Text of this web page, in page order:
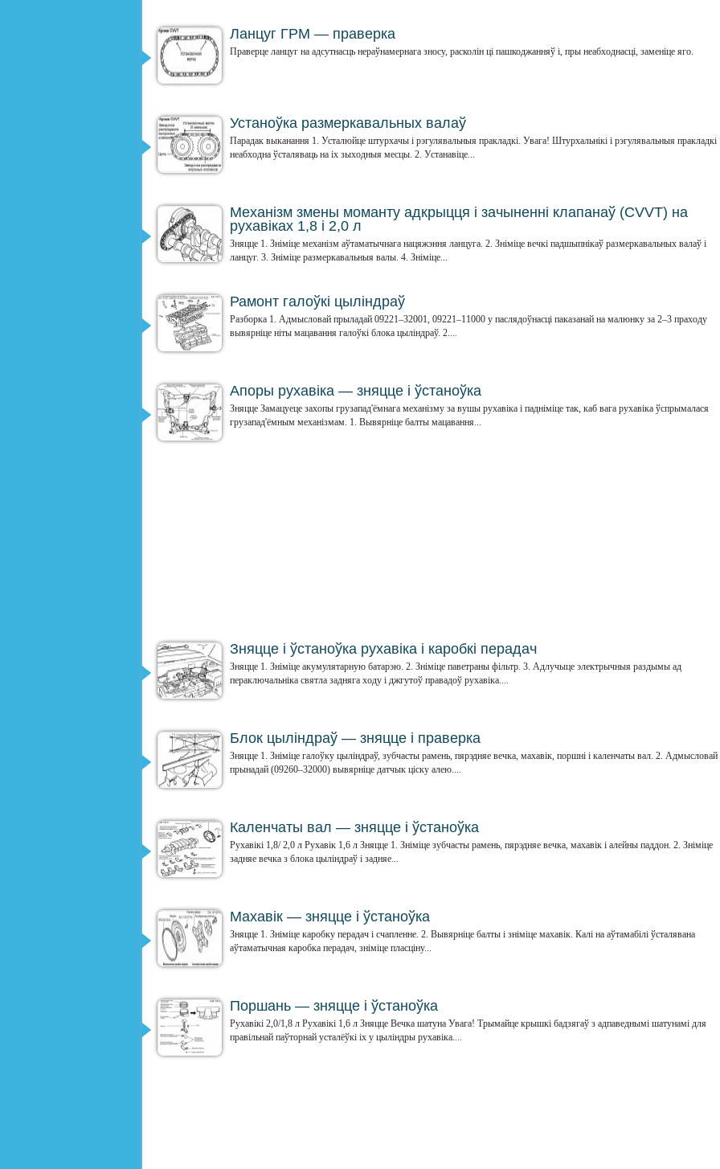
Ланцуг ГРМ — праверка
Праверце ланцуг на адсутнасць нераўнамернага зносу, расколін ці пашкоджанняў і, пры неабходнасці, заменіце яго.
Устаноўка размеркавальных валаў
Парадак выканання 1. Усталюйце штурхачы і рэгулявальныя пракладкі. Увага! Штурхальнікі і рэгулявальныя пракладкі
неабходна ўсталяваць на іх зыходныя месцы. 2. Устанавіце...
Механізм змены моманту адкрыцця і зачыненні клапанаў (CVVT) на
рухавіках 1,8 і 2,0 л
Зняцце 1. Зніміце механізм аўтаматычнага нацяжэння ланцуга. 2. Зніміце вечкі падшыпнікаў размеркавальных валаў і
ланцуг. 3. Зніміце размеркавальныя валы. 4. Зніміце...
Рамонт галоўкі цыліндраў
Разборка 1. Адмысловай прыладай 09221–32001, 09221–11000 у паслядоўнасці паказанай на малюнку за 2–3 праходу
вывярніце ніты мацавання галоўкі блока цыліндраў. 2....
Апоры рухавіка — зняцце і ўстаноўка
Зняцце Замацуеце захопы грузапад'ёмнага механізму за вушы рухавіка і падніміце так, каб вага рухавіка ўспрымалася
грузапад'ёмным механізмам. 1. Вывярніце балты мацавання...
Зняцце і ўстаноўка рухавіка і каробкі перадач
Зняцце 1. Зніміце акумулятарную батарэю. 2. Зніміце паветраны фільтр. 3. Адлучыце электрычныя раздымы ад
пераключальніка святла задняга ходу і джгутоў правадоў рухавіка....
Блок цыліндраў — зняцце і праверка
Зняцце 1. Зніміце галоўку цыліндраў, зубчасты рамень, пярэдняе вечка, махавік, поршні і каленчаты вал. 2. Адмысловай
прынадай (09260–32000) вывярніце датчык ціску алею....
Каленчаты вал — зняцце і ўстаноўка
Рухавікі 1,8/ 2,0 л Рухавік 1,6 л Зняцце 1. Зніміце зубчасты рамень, пярэдняе вечка, махавік і алейны паддон. 2. Зніміце
задняе вечка з блока цыліндраў і задняе...
Махавік — зняцце і ўстаноўка
Зняцце 1. Зніміце каробку перадач і счапленне. 2. Вывярніце балты і зніміце махавік. Калі на аўтамабілі ўсталявана
аўтаматычная каробка перадач, зніміце пласціну...
Поршань — зняцце і ўстаноўка
Рухавікі 2,0/1,8 л Рухавікі 1,6 л Зняцце Вечка шатуна Увага! Трымайце крышкі бадзягаў з адпаведнымі шатунамі для
правільнай паўторнай усталёўкі іх у цыліндры рухавіка....